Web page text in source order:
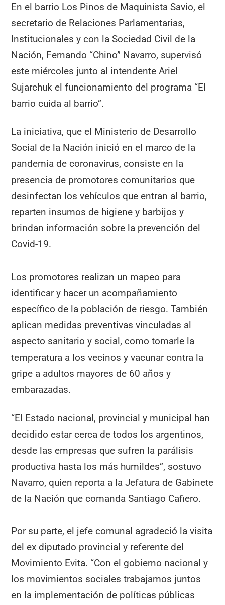
En el barrio Los Pinos de Maquinista Savio, el
secretario de Relaciones Parlamentarias,
Institucionales y con la Sociedad Civil de la
Nación, Fernando “Chino” Navarro, supervisó
este miércoles junto al intendente Ariel
Sujarchuk el funcionamiento del programa “El
barrio cuida al barrio”.
La iniciativa, que el Ministerio de Desarrollo
Social de la Nación inició en el marco de la
pandemia de coronavirus, consiste en la
presencia de promotores comunitarios que
desinfectan los vehículos que entran al barrio,
reparten insumos de higiene y barbijos y
brindan información sobre la prevención del
Covid-19.
Los promotores realizan un mapeo para
identificar y hacer un acompañamiento
específico de la población de riesgo. También
aplican medidas preventivas vinculadas al
aspecto sanitario y social, como tomarle la
temperatura a los vecinos y vacunar contra la
gripe a adultos mayores de 60 años y
embarazadas.
“El Estado nacional, provincial y municipal han
decidido estar cerca de todos los argentinos,
desde las empresas que sufren la parálisis
productiva hasta los más humildes”, sostuvo
Navarro, quien reporta a la Jefatura de Gabinete
de la Nación que comanda Santiago Cafiero.
Por su parte, el jefe comunal agradeció la visita
del ex diputado provincial y referente del
Movimiento Evita. “Con el gobierno nacional y
los movimientos sociales trabajamos juntos
en la implementación de políticas públicas